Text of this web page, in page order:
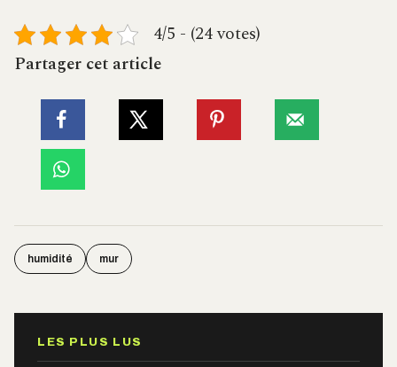
4/5 - (24 votes)
Partager cet article
humidité mur
LES PLUS LUS